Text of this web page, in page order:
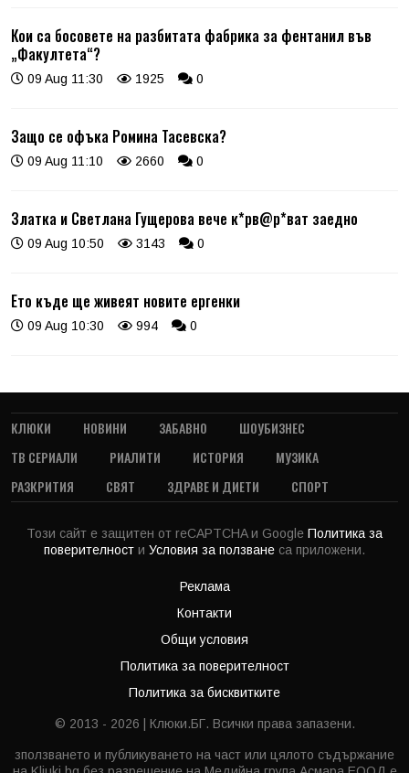
Кои са босовете на разбитата фабрика за фентанил във
„Факултета“?
09 Aug 11:30 1925 0
Защо се офъка Ромина Тасевска?
09 Aug 11:10 2660 0
Златка и Светлана Гущерова вече к*рв@р*ват заедно
09 Aug 10:50 3143 0
Ето къде ще живеят новите ергенки
09 Aug 10:30 994 0
КЛЮКИ НОВИНИ ЗАБАВНО
ШОУБИЗНЕС
ТВ СЕРИАЛИ
РИАЛИТИ ИСТОРИЯ
МУЗИКА
РАЗКРИТИЯ
СВЯТ ЗДРАВЕ И ДИЕТИ СПОРТ
Този сайт е защитен от reCAPTCHA и Google Политика за
поверителност и Условия за ползване са приложени.
Реклама
Контакти
Общи условия
Политика за поверителност
Политика за бисквитките
© 2013 - 2026 | Клюки.БГ. Всички права запазени.
зползването и публикуването на част или цялото съдържание